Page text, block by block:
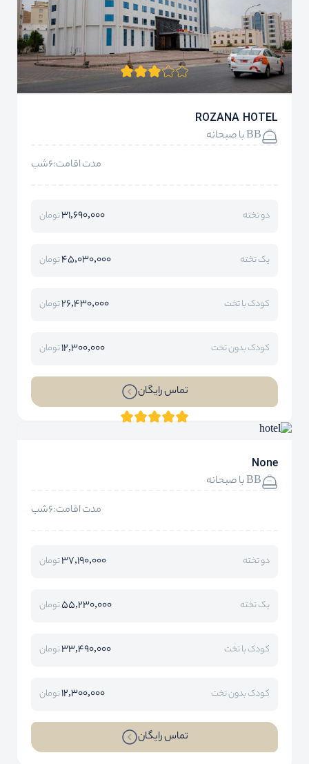
ROZANA HOTEL
BB با صبحانه
مدت اقامت:6شب
دو تخته 31,690,000تومان
یک تخته 45,030,000تومان
کودک با تخت 26,430,000تومان
کودک بدون تخت 12,300,000تومان
تماس رایگان
None
BB با صبحانه
مدت اقامت:6شب
دو تخته 37,190,000تومان
یک تخته 55,230,000تومان
کودک با تخت 33,490,000تومان
کودک بدون تخت 12,300,000تومان
تماس رایگان